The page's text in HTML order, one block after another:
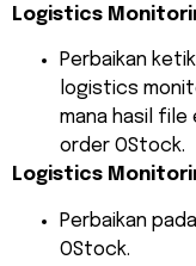
Logistics
Perbaikan
logistics
mana hasil file
order OStock.
Logistics
Perbaikan
OStock.